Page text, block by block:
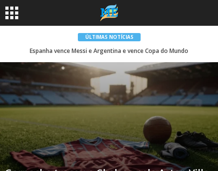
ÚLTIMAS NOTÍCIAS
Espanha vence Messi e Argentina e vence Copa do Mundo